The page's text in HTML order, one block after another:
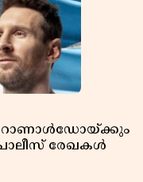
റൊണാൾഡോയ്ക്കും
രേഖകൾ